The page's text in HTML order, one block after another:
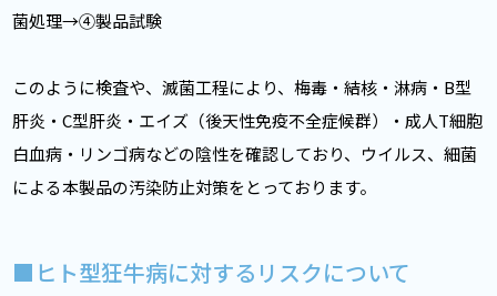
菌処理→④製品試験
このように検査や、滅菌工程により、梅毒・結核・淋病・B型
肝炎・C型肝炎・エイズ（後天性免疫不全症候群）・成人T細胞
白血病・リンゴ病などの陰性を確認しており、ウイルス、細菌
による本製品の汚染防止対策をとっております。
■ヒト型狂牛病に対するリスクについて